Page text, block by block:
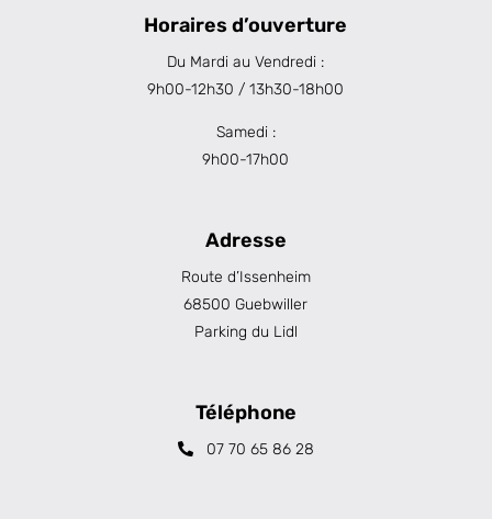
Horaires d’ouverture
Du Mardi au Vendredi :
9h00-12h30 / 13h30-18h00
Samedi :
9h00-17h00
Adresse
Route d’Issenheim
68500 Guebwiller
Parking du Lidl
Téléphone
07 70 65 86 28